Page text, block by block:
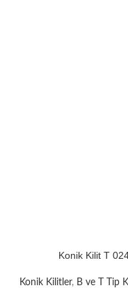
Konik Kilit T
Konik Kilitler, B ve T Tip